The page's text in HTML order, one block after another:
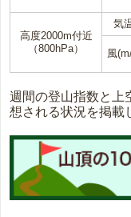
高度2000m付近
（800hPa）
気
風
週間の登山指数と上
想される状況を掲載